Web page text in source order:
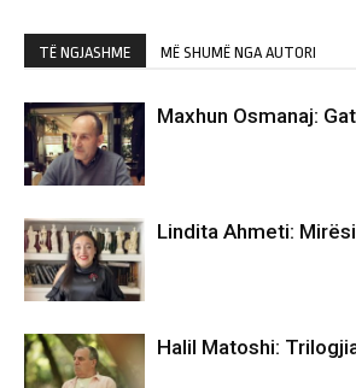
TË NGJASHME MË SHUMË NGA AUTORI
Maxhun Osmanaj:
Lindita Ahmeti:
Halil Matoshi: